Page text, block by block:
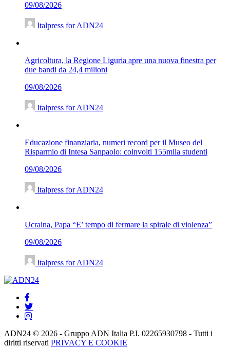
09/08/2026
Italpress for ADN24
Agricoltura, la Regione Liguria apre una nuova finestra per
due bandi da 24,4 milioni
09/08/2026
Italpress for ADN24
Educazione finanziaria, numeri record per il Museo del
Risparmio di Intesa Sanpaolo: coinvolti 155mila studenti
09/08/2026
Italpress for ADN24
Ucraina, Papa “E’ tempo di fermare la spirale di violenza”
09/08/2026
Italpress for ADN24
ADN24 © 2026 - Gruppo ADN Italia P.I. 02265930798 - Tutti i
diritti riservati PRIVACY E COOKIE